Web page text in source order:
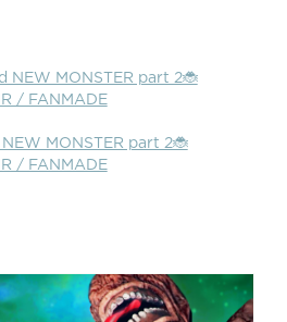
NEW MONSTER part 2🐞
/ FANMADE
MONSTER part 2🐞
/ FANMADE